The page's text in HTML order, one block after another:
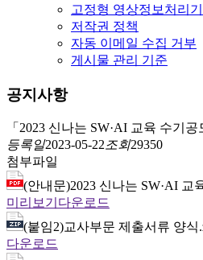
고정형 영상정보처리
저작권 정책
자동 이메일 수집 거부
게시물 관리 기준
공지사항
「2023 신나는 SW·AI 교육 수기
등록일2023-05-22조회29350
첨부파일
(안내문)2023 신나는 SW·AI 교
미리보기 다운로드
(붙임2)교사부문 제출서류 양식
다운로드